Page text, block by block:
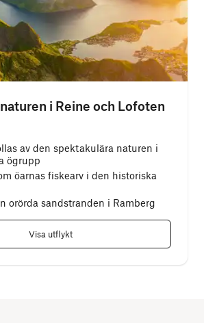
i Reine och Lofoten
av den spektakulära naturen i
ögrupp
öarnas fiskearv i den historiska
orörda sandstranden i Ramberg
Visa utflykt